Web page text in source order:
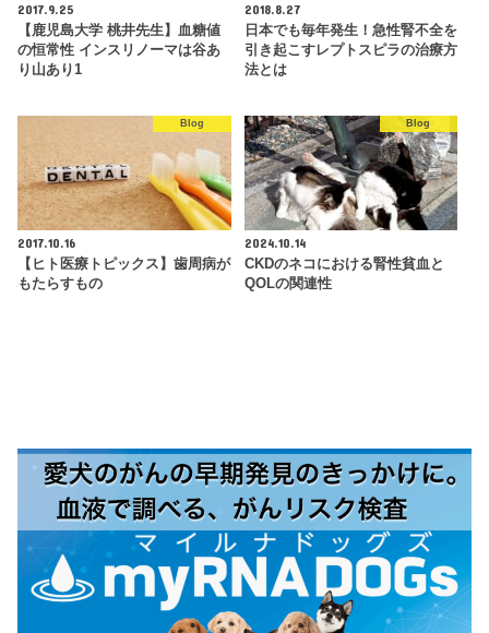
2017.9.25
【鹿児島大学 桃井先生】血糖値
の恒常性 インスリノーマは谷あ
り山あり1
2018.8.27
日本でも毎年発生！急性腎不全を
引き起こすレプトスピラの治療方
法とは
Blog
2017.10.16
【ヒト医療トピックス】歯周病が
もたらすもの
Blog
2024.10.14
CKDのネコにおける腎性貧血と
QOLの関連性